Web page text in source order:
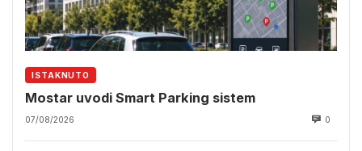
ISTAKNUTO
Mostar uvodi Smart Parking sistem
07/08/2026 0